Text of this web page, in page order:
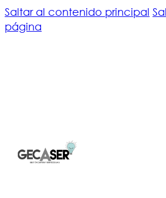
Saltar al contenido principal
página